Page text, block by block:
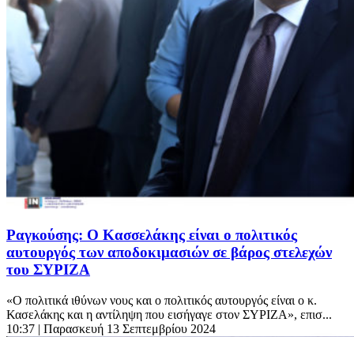
Ραγκούσης: Ο Κασσελάκης είναι ο πολιτικός
αυτουργός των αποδοκιμασιών σε βάρος στελεχών
του ΣΥΡΙΖΑ
«Ο πολιτικά ιθύνων νους και ο πολιτικός αυτουργός είναι ο κ.
Κασελάκης και η αντίληψη που εισήγαγε στον ΣΥΡΙΖΑ», επισ...
10:37 | Παρασκευή 13 Σεπτεμβρίου 2024